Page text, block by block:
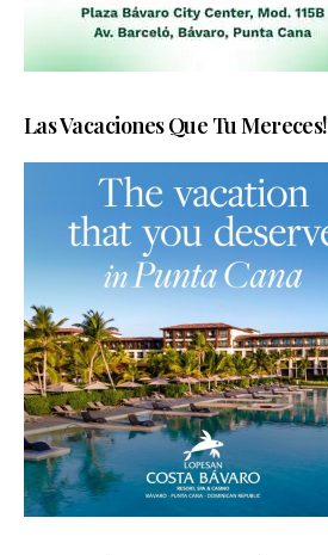
Las Vacaciones Que Tu Mereces!